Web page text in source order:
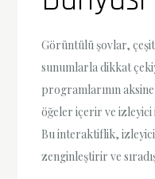
Görüntülü şovlar,
sunumlarla dikkat
programlarının
öğeler içerir ve izleyici
Bu interaktiflik,
zenginleştirir ve